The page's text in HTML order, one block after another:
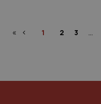
« ‹ 1 2 3 …